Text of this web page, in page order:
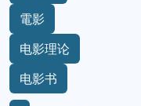
電影
电影理论
电影书